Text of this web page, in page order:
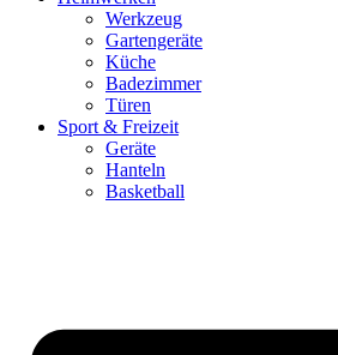
Werkzeug
Gartengeräte
Küche
Badezimmer
Türen
Sport & Freizeit
Geräte
Hanteln
Basketball